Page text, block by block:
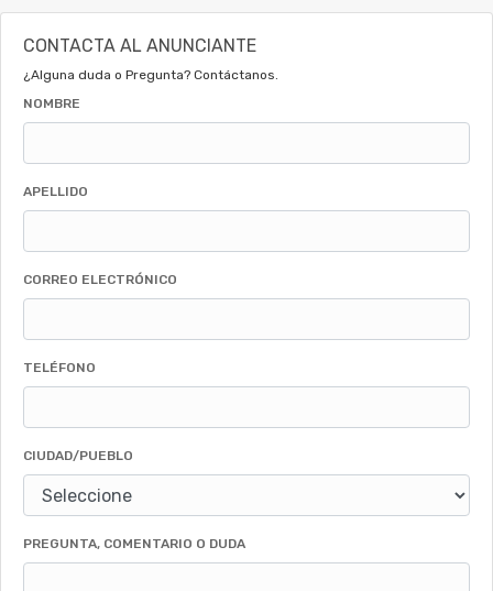
CONTACTA AL ANUNCIANTE
¿Alguna duda o Pregunta? Contáctanos.
NOMBRE
APELLIDO
CORREO ELECTRÓNICO
TELÉFONO
CIUDAD/PUEBLO
PREGUNTA, COMENTARIO O DUDA